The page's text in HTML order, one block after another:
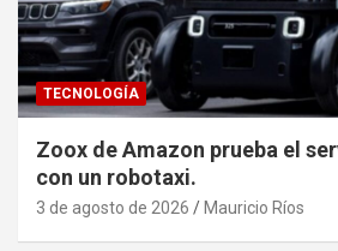
TECNOLOGÍA
Zoox de Amazon prueba el
con un robotaxi.
3 de agosto de 2026 Mauricio Ríos